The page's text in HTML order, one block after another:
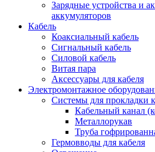
Зарядные устройства и
аккумуляторов
Кабель
Коаксиальный кабель
Сигнальный кабель
Силовой кабель
Витая пара
Аксессуары для кабеля
Электромонтажное
Системы для прокладки
Кабельный канал
Металлорукав
Труба
Гермовводы для кабеля